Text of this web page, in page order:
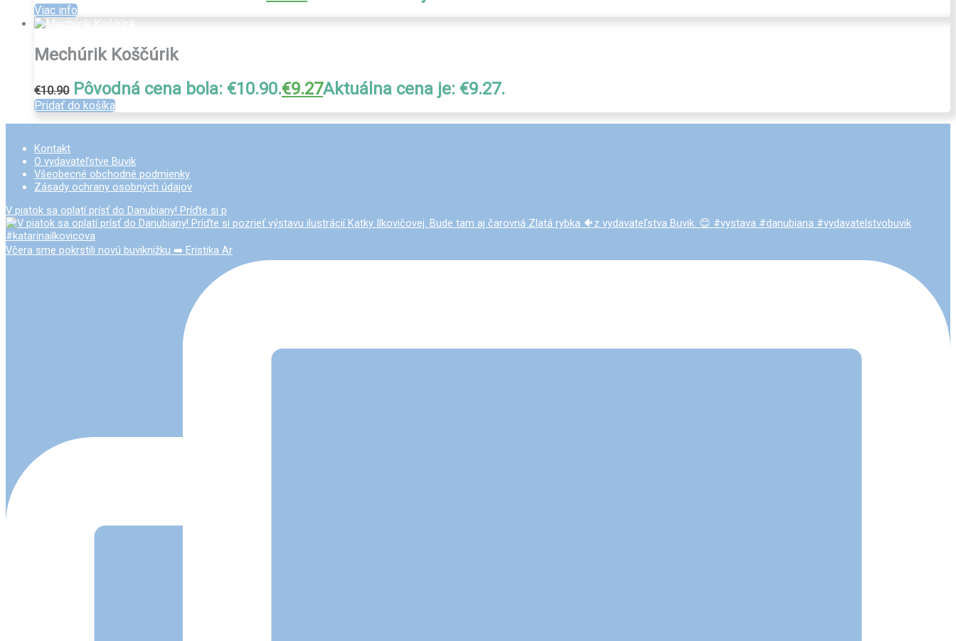
Viac info
Mechúrik Koščúrik
€10.90 Pôvodná cena bola: €10.90.€9.27Aktuálna cena je: €9.27.
Pridať do košíka
Kontakt
O vydavateľstve Buvik
Všeobecné obchodné podmienky
Zásady ochrany osobných údajov
V piatok sa oplatí prísť do Danubiany! Príďte si p
Včera sme pokrstili novú buviknižku ➡️ Eristika Ar